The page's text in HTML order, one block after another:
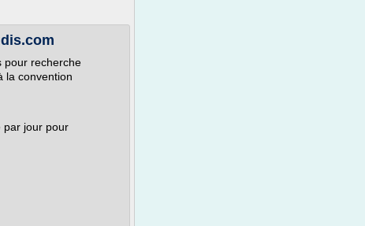
pour recherche
la convention
par jour pour